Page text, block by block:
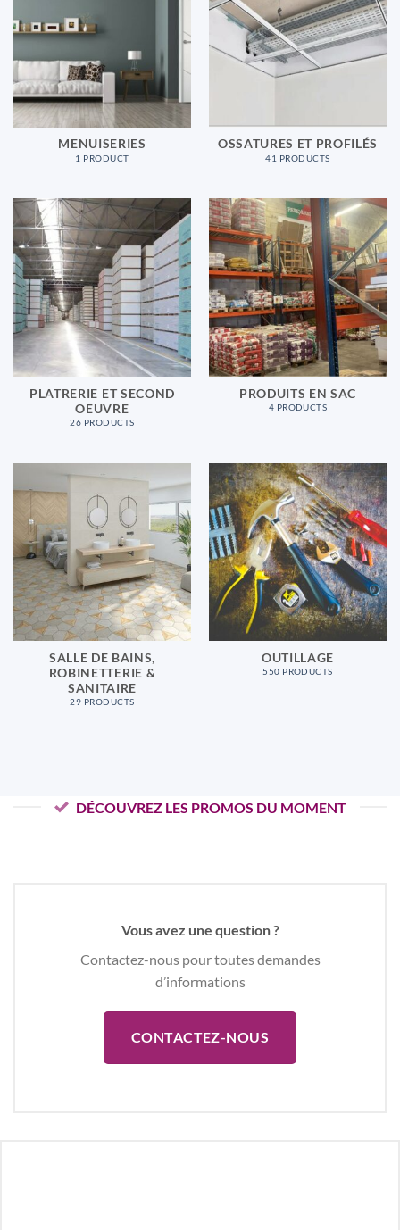
MENUISERIES
1 PRODUCT
OSSATURES ET PROFILÉS
41 PRODUCTS
PLATRERIE ET SECOND
OEUVRE
26 PRODUCTS
PRODUITS EN SAC
4 PRODUCTS
SALLE DE BAINS,
ROBINETTERIE &
SANITAIRE
29 PRODUCTS
OUTILLAGE
550 PRODUCTS
DÉCOUVREZ LES PROMOS DU MOMENT
Vous avez une question ?
Contactez-nous pour toutes demandes
d’informations
CONTACTEZ-NOUS